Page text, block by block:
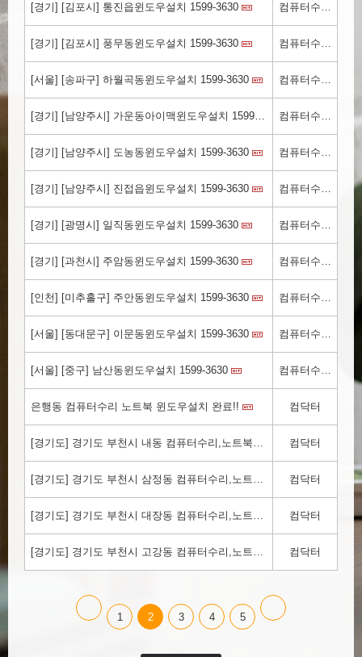
[경기] [김포시] 통진읍윈도우설치 1599-3630 컴퓨터수리.kr
[경기] [김포시] 풍무동윈도우설치 1599-3630 컴퓨터수리.kr
[서울] [송파구] 하월곡동윈도우설치 1599-3630 컴퓨터수리.kr
[경기] [남양주시] 가운동아이맥윈도우설치 1599-3630 컴퓨터수리.kr
[경기] [남양주시] 도농동​윈도우설치 1599-3630 컴퓨터수리.kr
[경기] [남양주시] 진접읍윈도우설치 1599-3630 컴퓨터수리.kr
[경기] [광명시] 일직동윈도우설치 1599-3630 컴퓨터수리.kr
[경기] [과천시] 주암동윈도우설치 1599-3630 컴퓨터수리.kr
[인천] [미추홀구] 주안동윈도우설치 1599-3630 컴퓨터수리.kr
[서울] [동대문구] 이문동윈도우설치 1599-3630 컴퓨터수리.kr
[서울] [중구] 남산동윈도우설치 1599-3630 컴퓨터수리.kr
은행동 컴퓨터수리 노트북 윈도우설치 완료!! 컴닥터
[경기도] 경기도 부천시 내동 컴퓨터수리,노트북수리,윈도우설치,컴퓨터출장수리 컴닥터!! 1800-3354 컴닥터
[경기도] 경기도 부천시 삼정동 컴퓨터수리,노트북수리,윈도우설치,컴퓨터출장수리 컴닥터!! 1800-3354 컴닥터
[경기도] 경기도 부천시 대장동 컴퓨터수리,노트북수리,윈도우설치,컴퓨터출장수리 컴닥터!! 1800-3354 컴닥터
[경기도] 경기도 부천시 고강동 컴퓨터수리,노트북수리,윈도우설치,컴퓨터출장수리 컴닥터!! 1800-3354 컴닥터
1 2 3 4 5